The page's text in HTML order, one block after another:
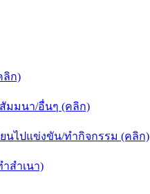
ลิก)
มมนา/อื่นๆ (คลิก)
นไปแข่งขัน/ทำกิจกรรม (คลิก)
สำเนา)